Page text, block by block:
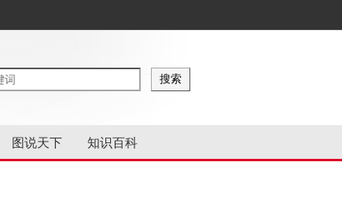
图说天下 知识百科